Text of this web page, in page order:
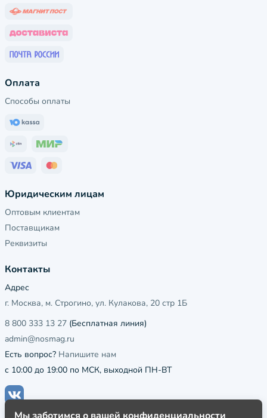
Оплата
Способы оплаты
Юридическим лицам
Оптовым клиентам
Поставщикам
Реквизиты
Контакты
Адрес
г. Москва, м. Строгино, ул. Кулакова, 20 стр 1Б
8 800 333 13 27 (Бесплатная линия)
admin@nosmag.ru
Есть вопрос? Напишите нам
с 10:00 до 19:00 по МСК, выходной ПН-ВТ